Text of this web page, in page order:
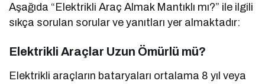
Aşağıda “Elektrikli Araç Almak Mantıklı mı?” ile ilgili
sıkça sorulan sorular ve yanıtları yer almaktadır:
Elektrikli Araçlar Uzun Ömürlü mü?
Elektrikli araçların bataryaları ortalama 8 yıl veya